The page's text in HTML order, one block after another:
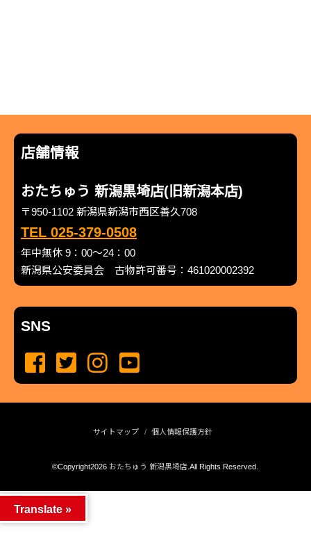
店舗情報
おたちゅう 新潟黒埼店(旧新潟本店)
〒950-1102 新潟県新潟市西区善久708
TEL 025-379-0508
年中無休 9：00～24：00
新潟県公安委員会 古物許可番号：461020002392
SNS
サイトマップ 個人情報保護方針
©Copyright2026 おたちゅう 新潟黒埼店 .All Rights Reserved.
Translate »